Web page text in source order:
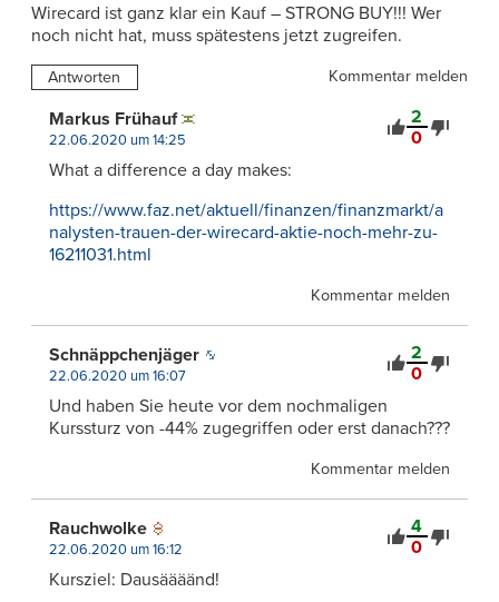
Wirecard ist ganz klar ein Kauf – STRONG BUY!!! Wer
noch nicht hat, muss spätestens jetzt zugreifen.
Antworten Kommentar melden
2
0
Markus Frühauf
22.06.2020 um 14:25
What a difference a day makes:
https://www.faz.net/aktuell/finanzen/finanzmarkt/a
nalysten-trauen-der-wirecard-aktie-noch-mehr-zu-
16211031.html
Kommentar melden
2
0
Schnäppchenjäger
22.06.2020 um 16:07
Und haben Sie heute vor dem nochmaligen
Kurssturz von -44% zugegriffen oder erst danach???
Kommentar melden
4
0
Rauchwolke
22.06.2020 um 16:12
Kursziel: Dausäääänd!